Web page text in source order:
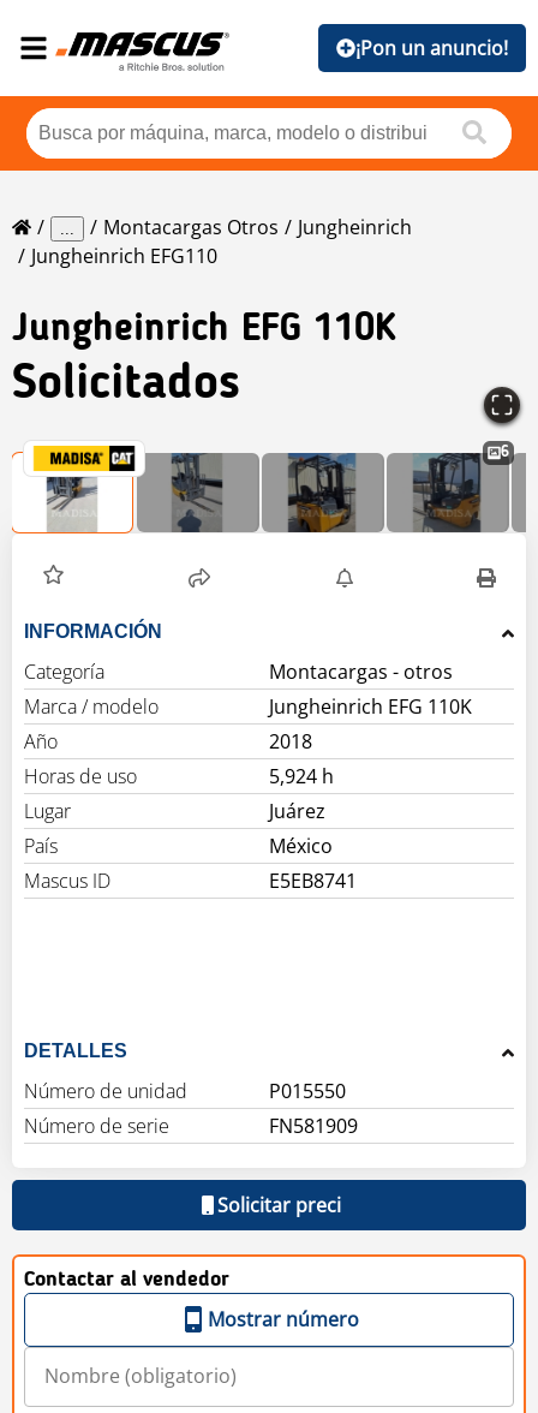
¡Pon un anuncio!
... Montacargas Otros
Jungheinrich
Jungheinrich EFG110
Jungheinrich EFG 110K
Solicitados
6
INFORMACIÓN
Categoría
Montacargas - otros
Marca / modelo
Jungheinrich EFG 110K
Año
2018
Horas de uso
5,924 h
Lugar
Juárez
País
México
Mascus ID
E5EB8741
DETALLES
Número de unidad
P015550
Número de serie
FN581909
Solicitar preci
Contactar al vendedor
Mostrar número